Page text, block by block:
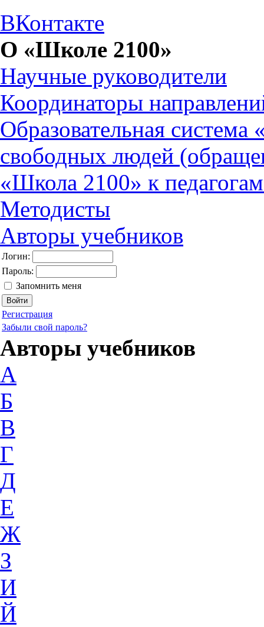
ВКонтакте
О «Школе 2100»
Научные руководители
Координаторы
Образовательная
свободных людей
«Школа 2100» к
Методисты
Авторы учебников
Логин:
Пароль:
Запомнить меня
Регистрация
Забыли свой пароль?
Авторы учебников
А
Б
В
Г
Д
Е
Ж
З
И
Й